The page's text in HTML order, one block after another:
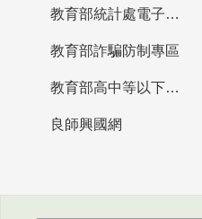
教育部統計處電子書櫃
教育部詐騙防制專區
教育部高中等以下學校及幼兒園教師資格檢定考試
良師興國網